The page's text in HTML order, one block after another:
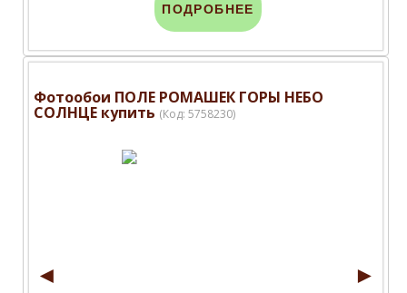
ПОДРОБНЕЕ
Фотообои ПОЛЕ РОМАШЕК ГОРЫ НЕБО
СОЛНЦЕ купить (Код: 5758230)
◄ ►